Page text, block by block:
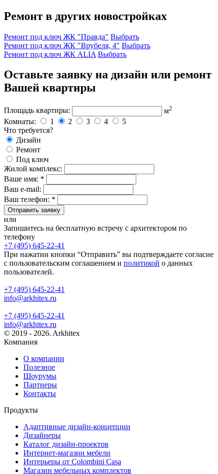
Ремонт в других новостройках
Ремонт под ключ ЖК "Правда" Выбрать
Ремонт под ключ ЖК "Врубеля, 4" Выбрать
Ремонт под ключ ЖК ALIA Выбрать
Оставьте заявку на дизайн или ремонт
Вашей квартиры
Площадь квартиры: м2
Комнаты: 1 2 3 4
5
Что требуется?
Дизайн
Ремонт
Под ключ
Жилой комплекс:
Ваше имя: *
Ваш e-mail:
Ваш телефон: *
Отправить заявку
или
Запишитесь на бесплатную встречу с архитектором по
телефону
+7 (495) 645-22-41
При нажатии кнопки “Отправить” вы подтверждаете согласие
с пользовательским соглашением и политикой о данных
пользователей.
+7 (495) 645-22-41
info@arkhitex.ru
+7 (495) 645-22-41
info@arkhitex.ru
© 2019 - 2026. Arkhitex
Компания
О компании
Полезное
Шоурумы
Партнеры
Контакты
Продукты
Адаптивные дизайн-концепции
Дизайнеры
Каталог дизайн-проектов
Интернет-магазин мебели
Интерьеры от Colombini Casa
Магазин мебельных комплектов